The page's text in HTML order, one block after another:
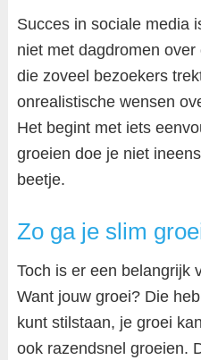
Succes in sociale media
niet met dagdromen
die zoveel bezoekers
onrealistische wensen
Het begint met iets
groeien doe je niet
beetje.
Zo ga je slim
Toch is er een belangrijk
Want jouw groei? Die
kunt stilstaan, je groei
ook razendsnel groeien.